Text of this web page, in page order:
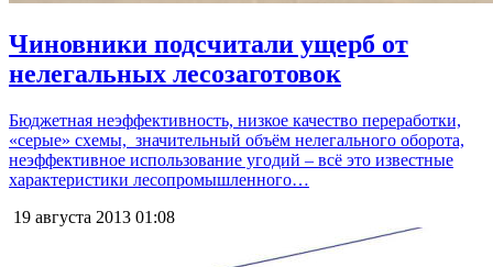
Чиновники подсчитали ущерб от
нелегальных лесозаготовок
Бюджетная неэффективность, низкое качество переработки,
«серые» схемы, значительный объём нелегального оборота,
неэффективное использование угодий – всё это известные
характеристики лесопромышленного…
19 августа 2013 01:08